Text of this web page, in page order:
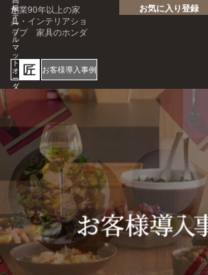
創業90年以上の家
具・インテリアショ
ップ 家具のホンダ
級
テ
ー
ブ
ル
マ
ッ
ト
オ
ー
ダ
ズ
専
店
匠 お客様導入事例
ホテル・レストラン・企業
様の大事なテーブルを傷・
汚れから守る！
サン
プル
請求
1mm
単位
オー
ダー
サイ
ズ
見積
り
請求
書対
応
短納
期
専門
家対
応
ご注文・ご
質問はお気
軽にどうぞ
0120-46-
5054
お気に入り登録